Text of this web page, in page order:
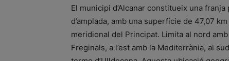
El municipi d’Alcanar constitueix una
d’amplada, amb una superfície de 47,07
meridional del Principat. Limita al nord
Freginals, a l’est amb la Mediterrània, al